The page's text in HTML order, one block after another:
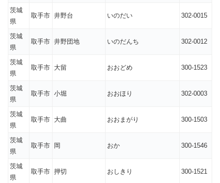
茨城
県
取手市 井野台 いのだい 302-0015
茨城
県
取手市 井野団地 いのだんち 302-0012
茨城
県
取手市 大留 おおどめ 300-1523
茨城
県
取手市 小堀 おおほり 302-0003
茨城
県
取手市 大曲 おおまがり 300-1503
茨城
県
取手市 岡 おか 300-1546
茨城
県
取手市 押切 おしきり 300-1521